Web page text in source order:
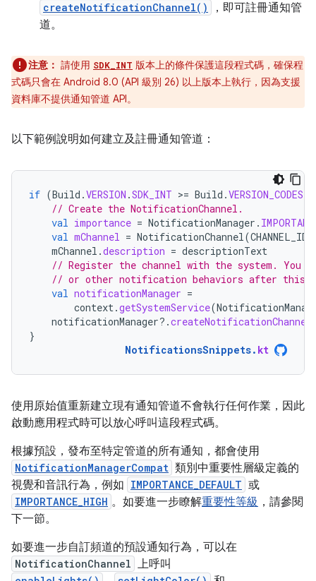
createNotificationChannel()
，即可註冊通知管
道。
注意： 請使用 SDK_INT 版本上的條件保護這段程式碼，確保程
式碼只會在 Android 8.0 (API 級別 26) 以上版本上執行，因為支援
資料庫不提供通知管道 API。
以下範例說明如何建立及註冊通知管道：
if (Build .VERSION .SDK_INT >= Build .VERSION_CODES
// Create the NotificationChannel.
val importance = NotificationManager .
val mChannel = NotificationChannel(CHANNEL_ID
mChannel .description = descriptionText
// Register the channel with the system. You
// or other notification behaviors after this.
val notificationManager =
context.getSystemService(
notificationManager?.createNotificationChannel
}
NotificationsSnippets. kt
使用原始值重新建立現有通知管道不會執行任何作業，因此
啟動應用程式時可以放心呼叫這段程式碼。
根據預設，發布至特定管道的所有通知，都會使用
NotificationManagerCompat 類別中重要性層級定義的
視覺和音訊行為，例如 IMPORTANCE_DEFAULT 或
IMPORTANCE_HIGH 。如要進一步瞭解重要性等級 ，請參閱
下一節。
如要進一步自訂頻道的預設通知行為，可以在
NotificationChannel 上呼叫